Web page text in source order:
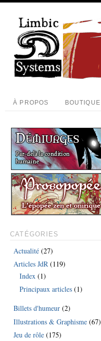
À PROPOS BOUTIQUE
CATÉGORIES
Actualité (27)
Articles JdR (119)
Index (1)
Principaux articles (1)
Billets d'humeur (2)
Illustrations & Graphisme (67)
Jeu de rôle (175)